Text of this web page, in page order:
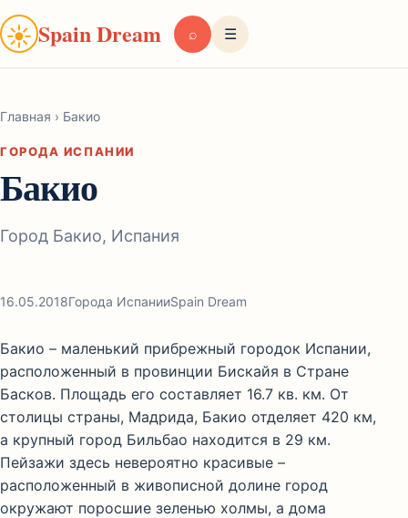
☀Spain Dream ⌕ ☰
Главная › Бакио
ГОРОДА ИСПАНИИ
Бакио
Город Бакио, Испания
16.05.2018Города ИспанииSpain Dream
Бакио – маленький прибрежный городок Испании,
расположенный в провинции Бискайя в Стране
Басков. Площадь его составляет 16.7 кв. км. От
столицы страны, Мадрида, Бакио отделяет 420 км,
а крупный город Бильбао находится в 29 км.
Пейзажи здесь невероятно красивые –
расположенный в живописной долине город
окружают поросшие зеленью холмы, а дома